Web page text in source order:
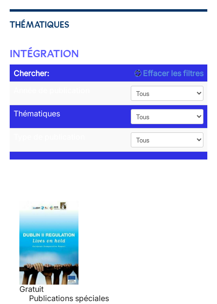
THÉMATIQUES
INTÉGRATION
Chercher:
Effacer les filtres
Thématiques
Gratuit
Publications spéciales